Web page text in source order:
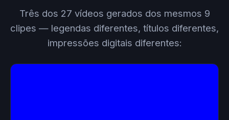
Três dos 27 vídeos gerados dos mesmos 9
clipes — legendas diferentes, títulos diferentes,
impressões digitais diferentes: